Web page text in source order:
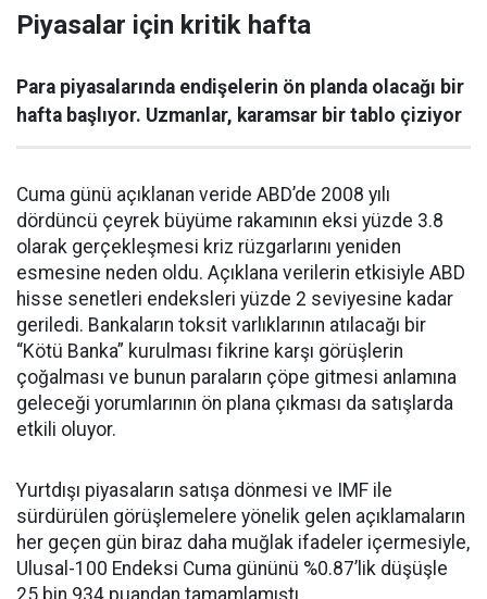
Piyasalar için kritik hafta
Para piyasalarında endişelerin ön planda olacağı bir
hafta başlıyor. Uzmanlar, karamsar bir tablo çiziyor
Cuma günü açıklanan veride ABD’de 2008 yılı
dördüncü çeyrek büyüme rakamının eksi yüzde 3.8
olarak gerçekleşmesi kriz rüzgarlarını yeniden
esmesine neden oldu. Açıklana verilerin etkisiyle ABD
hisse senetleri endeksleri yüzde 2 seviyesine kadar
geriledi. Bankaların toksit varlıklarının atılacağı bir
“Kötü Banka” kurulması fikrine karşı görüşlerin
çoğalması ve bunun paraların çöpe gitmesi anlamına
geleceği yorumlarının ön plana çıkması da satışlarda
etkili oluyor.
Yurtdışı piyasaların satışa dönmesi ve IMF ile
sürdürülen görüşlemelere yönelik gelen açıklamaların
her geçen gün biraz daha muğlak ifadeler içermesiyle,
Ulusal-100 Endeksi Cuma gününü %0.87’lik düşüşle
25 bin 934 puandan tamamlamıştı.